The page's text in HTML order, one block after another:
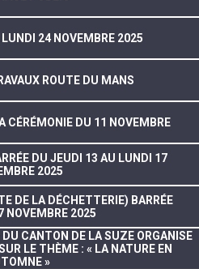
24 NOVEMBRE 2025
ROUTE DU MANS
CÉRÉMONIE DU 11 NOVEMBRE
DU JEUDI 13 AU LUNDI 17
2025
DE LA DÉCHETTERIE) BARRÉE
NOVEMBRE 2025
CANTON DE LA SUZE ORGANISE
LE THÈME : « LA NATURE EN
»